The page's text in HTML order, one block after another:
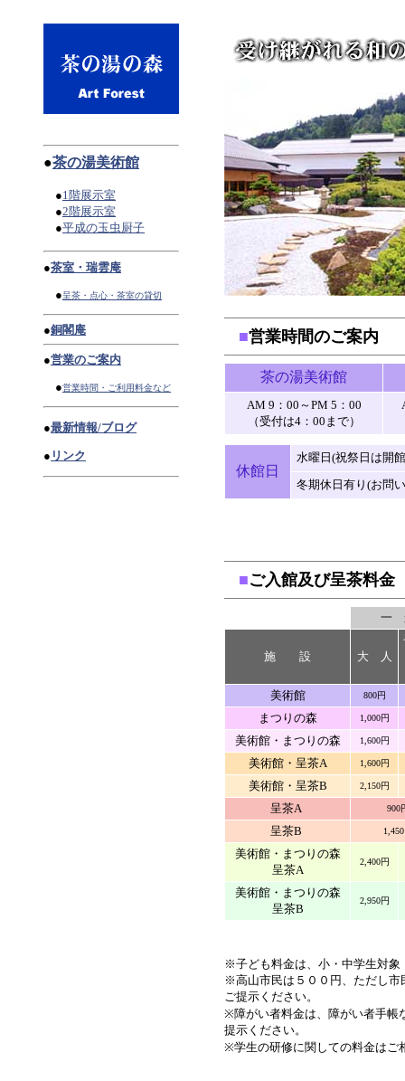
●茶の湯美術館
●1階展示室
●2階展示室
●平成の玉虫厨子
●茶室・瑞雲庵
●呈茶・点心・茶室の貸切
●銅閣庵
●営業のご案内
●営業時間・ご利用料金など
●最新情報/ブログ
● リンク
■営業時間のご案内
茶の湯美術館
AM 9：00～PM 5：00
（受付は4：00まで）
休館日
水曜日(祝祭日は開
冬期休日有り(お問
■ご入館及び呈茶料金
一
施 設 大 人
美術館 800円
まつりの森 1,000円
美術館・まつりの森 1,600円
美術館・呈茶A 1,600円
美術館・呈茶B 2,150円
呈茶A 900
呈茶B
美術館・まつりの森
呈茶A
2,400円
美術館・まつりの森
呈茶B
2,950円
※子ども料金は、小・中学生対象
※高山市民は５００円、ただし市
ご提示ください。
※障がい者料金は、障がい者手帳
提示ください。
※学生の研修に関しての料金はご